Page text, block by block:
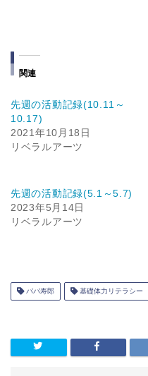
関連
先週の活動記録(10.11～
10.17)
2021年10月18日
リベラルアーツ
先週の活動記録(5.1～5.7)
2023年5月14日
リベラルアーツ
パパ寿郎 基礎体力リテラシー